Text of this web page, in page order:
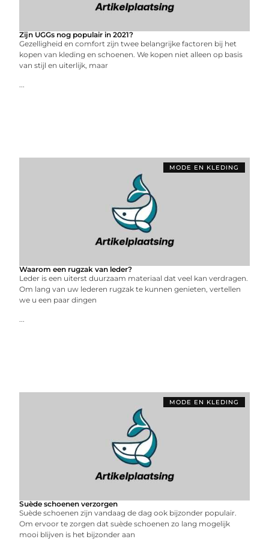
Zijn UGGs nog populair in 2021?
Gezelligheid en comfort zijn twee belangrijke factoren bij het
kopen van kleding en schoenen. We kopen niet alleen op basis
van stijl en uiterlijk, maar
...
MODE EN KLEDING
Waarom een rugzak van leder?
Leder is een uiterst duurzaam materiaal dat veel kan verdragen.
Om lang van uw lederen rugzak te kunnen genieten, vertellen
we u een paar dingen
...
MODE EN KLEDING
Suède schoenen verzorgen
Suède schoenen zijn vandaag de dag ook bijzonder populair.
Om ervoor te zorgen dat suède schoenen zo lang mogelijk
mooi blijven is het bijzonder aan